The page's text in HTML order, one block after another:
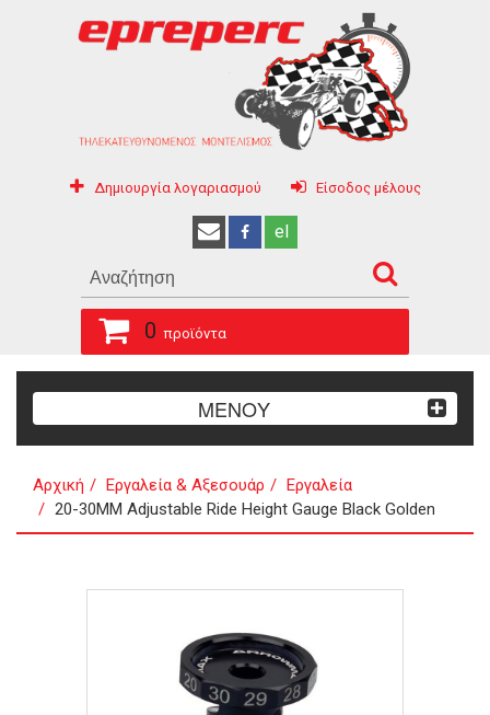
Δημιουργία λογαριασμού Είσοδος μέλους
el
0 προϊόντα
ΜΕΝΟΥ
Αρχική Εργαλεία & Αξεσουάρ
Εργαλεία
20-30MM Adjustable Ride Height Gauge Black Golden